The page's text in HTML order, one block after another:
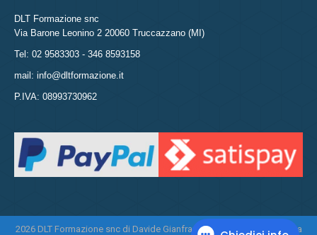
DLT Formazione snc
Via Barone Leonino 2 20060 Truccazzano (MI)
Tel: 02 9583303 - 346 8593158
mail: info@dltformazione.it
P.IVA: 08993730962
2026 DLT Formazione snc di Davide Gianfranco Di Leo e Daniela Tasca